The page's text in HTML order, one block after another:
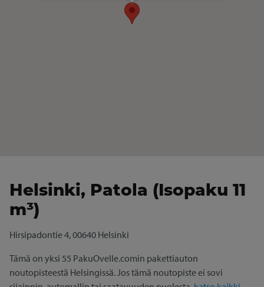
Helsinki, Patola (Isopaku 11
m³)
Hirsipadontie 4, 00640 Helsinki
Tämä on yksi 55 PakuOvelle.comin pakettiauton
noutopisteestä Helsingissä. Jos tämä noutopiste ei sovi